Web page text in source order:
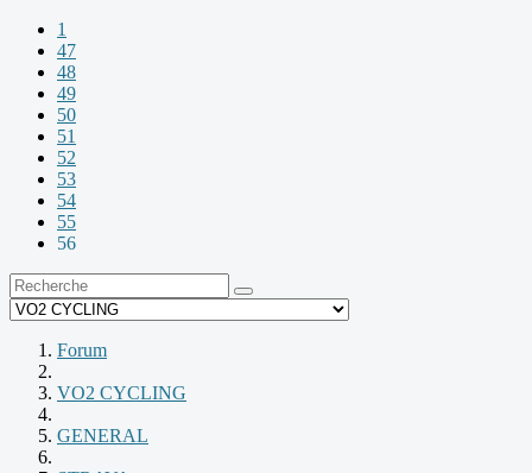
1
47
48
49
50
51
52
53
54
55
56
Forum
VO2 CYCLING
GENERAL